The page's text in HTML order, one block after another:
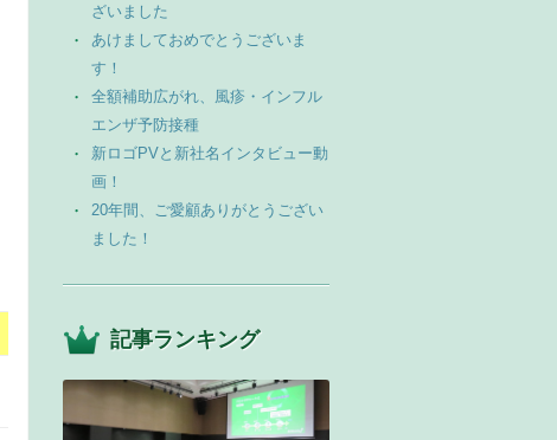
ざいました
あけましておめでとうございま
す！
全額補助広がれ、風疹・インフル
エンザ予防接種
新ロゴPVと新社名インタビュー動
画！
20年間、ご愛顧ありがとうござい
ました！
記事ランキング